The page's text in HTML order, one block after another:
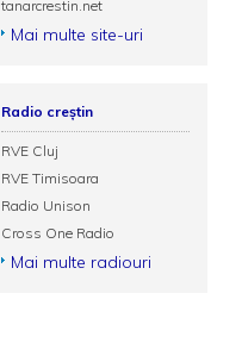
tanarcrestin.net
Mai multe site-uri
Radio creștin
RVE Cluj
RVE Timisoara
Radio Unison
Cross One Radio
Mai multe radiouri